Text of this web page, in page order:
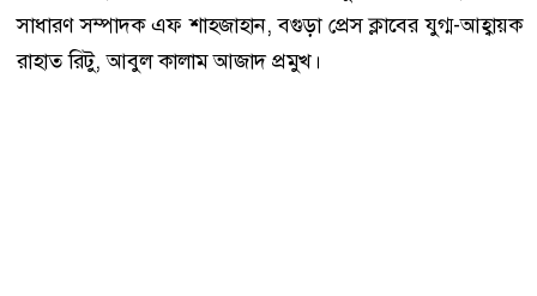
সাধারণ সম্পাদক এফ শাহজাহান, বগুড়া প্রেস ক্লাবের যুগ্ম-আহ্বায়ক
রাহাত রিটু, আবুল কালাম আজাদ প্রমুখ।